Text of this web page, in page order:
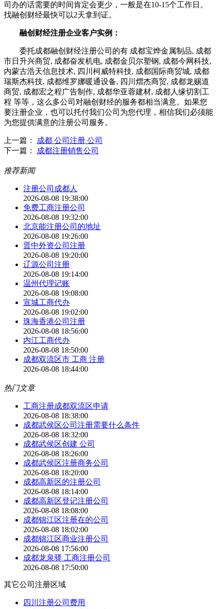
司办的话需要的时间肯定会更少，一般是在10-15个工作日。
找融创财经最快可以2天拿到证。
融创财经注册企业客户实例：
委托成都融创财经注册公司的有 成都宝烨金属制品, 成都
市日升兴商贸, 成都奋发机电, 成都金贝尔塑钢, 成都今网科技,
内蒙古浩天信息技术, 四川柯威特科技, 成都国际商贸城, 成都
瑞斯杰科技, 成都维罗娜暖通设备, 四川熠杰商贸, 成都龙赐道
商贸, 成都宏之程广告制作, 成都华亚蓉建材, 成都人缘切割工
程 等等，这么多公司对融创财经的服务都相当满意。如果您
要注册企业，也可以托付我们公司为您代理，相信我们必须能
为您提供满意的注册公司服务。
上一篇：
成都 公司注册 公司
下一篇：
成都注册销售公司
推荐新闻
注册公司成都人
2026-08-08 19:38:00
免费工商注册公司
2026-08-08 19:32:00
北京能注册公司的地址
2026-08-08 19:26:00
晋中外资公司注册
2026-08-08 19:20:00
辽源公司注册
2026-08-08 19:14:00
温州代理记账
2026-08-08 19:08:00
宣城工商代办
2026-08-08 19:02:00
珠海香港公司注册
2026-08-08 18:56:00
内江工商代办
2026-08-08 18:50:00
成都双流区市 工商 注册
2026-08-08 18:44:00
热门文章
工商注册成都双流区申请
2026-08-08 18:38:00
成都武侯区公司注册需要什么条件
2026-08-08 18:32:00
成都武侯区创建 公司
2026-08-08 18:26:00
成都武侯区注册商务公司
2026-08-08 18:20:00
成都高新区的注册公司
2026-08-08 18:14:00
成都高新区登记注册公司
2026-08-08 18:08:00
成都锦江区注册在的公司
2026-08-08 18:02:00
成都锦江区商业注册公司
2026-08-08 17:56:00
成都龙泉驿 工商注册公司
2026-08-08 17:50:00
其它公司注册区域
四川注册公司费用